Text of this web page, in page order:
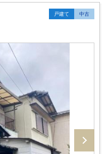
戸建て 中古